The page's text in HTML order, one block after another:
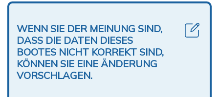
WENN SIE DER MEINUNG SIND,
DASS DIE DATEN DIESES
BOOTES NICHT KORREKT SIND,
KÖNNEN SIE EINE ÄNDERUNG
VORSCHLAGEN.